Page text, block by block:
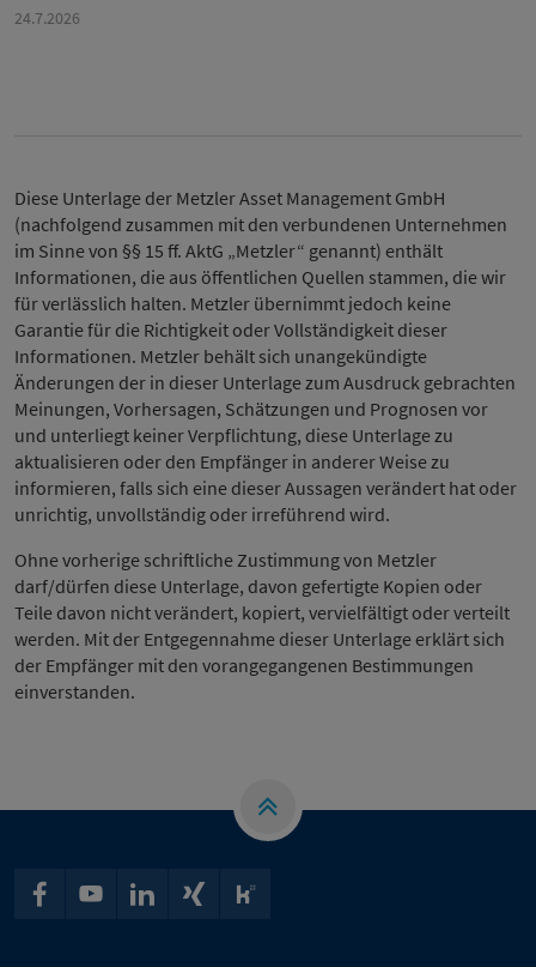
24.7.2026
Diese Unterlage der Metzler Asset Management GmbH
(nachfolgend zusammen mit den verbundenen Unternehmen
im Sinne von §§ 15 ff. AktG „Metzler“ genannt) enthält
Informationen, die aus öffentlichen Quellen stammen, die wir
für verlässlich halten. Metzler übernimmt jedoch keine
Garantie für die Richtigkeit oder Vollständigkeit dieser
Informationen. Metzler behält sich unangekündigte
Änderungen der in dieser Unterlage zum Ausdruck gebrachten
Meinungen, Vorhersagen, Schätzungen und Prognosen vor
und unterliegt keiner Verpflichtung, diese Unterlage zu
aktualisieren oder den Empfänger in anderer Weise zu
informieren, falls sich eine dieser Aussagen verändert hat oder
unrichtig, unvollständig oder irreführend wird.
Ohne vorherige schriftliche Zustimmung von Metzler
darf/dürfen diese Unterlage, davon gefertigte Kopien oder
Teile davon nicht verändert, kopiert, vervielfältigt oder verteilt
werden. Mit der Entgegennahme dieser Unterlage erklärt sich
der Empfänger mit den vorangegangenen Bestimmungen
einverstanden.